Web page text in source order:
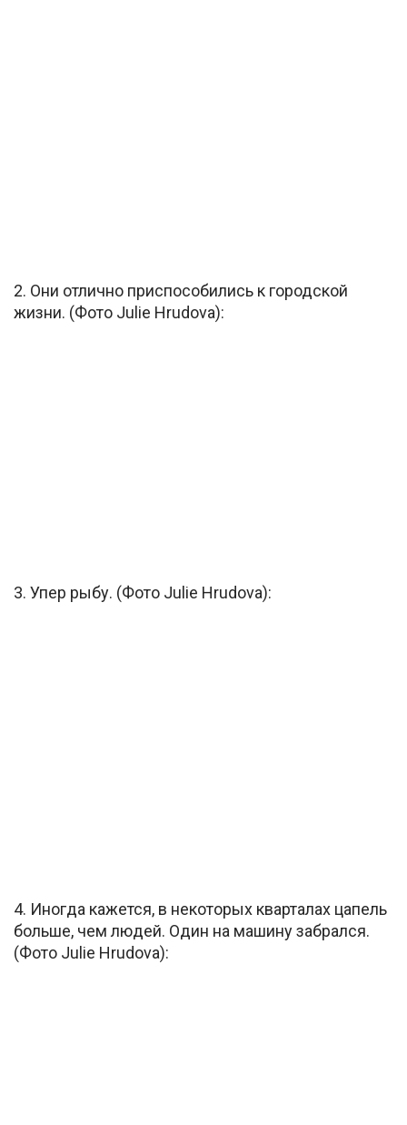
2. Они отлично приспособились к городской
жизни. (Фото Julie Hrudova):
3. Упер рыбу. (Фото Julie Hrudova):
4. Иногда кажется, в некоторых кварталах цапель
больше, чем людей. Один на машину забрался.
(Фото Julie Hrudova):